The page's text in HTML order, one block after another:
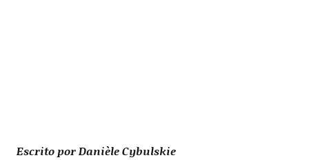
Escrito por Danièle Cybulskie